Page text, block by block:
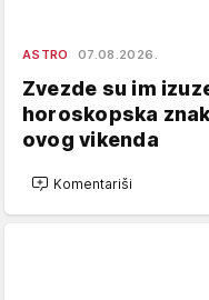
ASTRO 07.08.2026.
Zvezde su im
horoskopska
ovog vikenda
Komentariši